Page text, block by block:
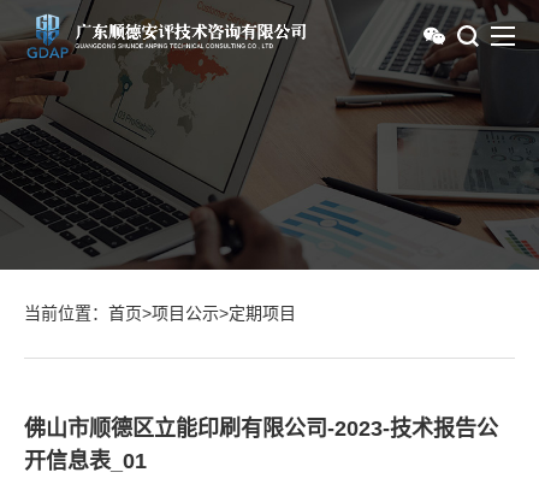
当前位置： 首页>项目公示>定期项目
佛山市顺德区立能印刷有限公司-2023-技术报告公
开信息表_01